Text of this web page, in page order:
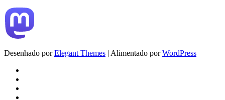
Desenhado porElegant Themes | Alimentado porWordPress